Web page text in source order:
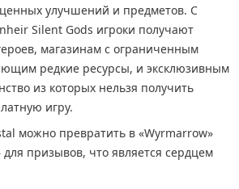
улучшений и предметов. С
Silent Gods игроки получают
магазинам с ограниченным
редкие ресурсы, и эксклюзивным
из которых нельзя получить
игру.
можно превратить в «Wyrmarrow»
для призывов, что является сердцем